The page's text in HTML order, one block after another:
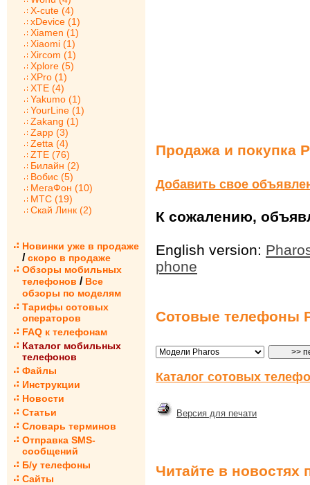
X-cute (4)
xDevice (1)
Xiamen (1)
Xiaomi (1)
Xircom (1)
Xplore (5)
XPro (1)
XTE (4)
Yakumo (1)
YourLine (1)
Zakang (1)
Zapp (3)
Zetta (4)
ZTE (76)
Билайн (2)
Вобис (5)
МегаФон (10)
МТС (19)
Скай Линк (2)
Новинки уже в продаже
/ скоро в продаже
Обзоры мобильных
телефонов / Все
обзоры по моделям
Тарифы сотовых
операторов
FAQ к телефонам
Каталог мобильных
телефонов
Файлы
Инструкции
Новости
Статьи
Словарь терминов
Отправка SMS-
сообщений
Б/у телефоны
Сайты
Продажа и покупка
Добавить свое
К сожалению,
English version:
phone
Сотовые телефоны
Каталог сотовых
Версия для печати
Читайте в новостях